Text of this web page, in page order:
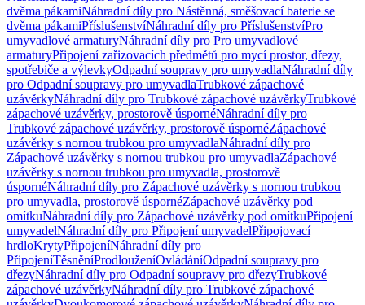
dvěma pákamiNáhradní díly pro Nástěnná, směšovací baterie se
dvěma pákamiPříslušenstvíNáhradní díly pro PříslušenstvíPro
umyvadlové armaturyNáhradní díly pro Pro umyvadlové
armaturyPřipojení zařizovacích předmětů pro mycí prostor, dřezy,
spotřebiče a výlevkyOdpadní soupravy pro umyvadlaNáhradní díly
pro Odpadní soupravy pro umyvadlaTrubkové zápachové
uzávěrkyNáhradní díly pro Trubkové zápachové uzávěrkyTrubkové
zápachové uzávěrky, prostorově úspornéNáhradní díly pro
Trubkové zápachové uzávěrky, prostorově úspornéZápachové
uzávěrky s nornou trubkou pro umyvadlaNáhradní díly pro
Zápachové uzávěrky s nornou trubkou pro umyvadlaZápachové
uzávěrky s nornou trubkou pro umyvadla, prostorově
úspornéNáhradní díly pro Zápachové uzávěrky s nornou trubkou
pro umyvadla, prostorově úspornéZápachové uzávěrky pod
omítkuNáhradní díly pro Zápachové uzávěrky pod omítkuPřipojení
umyvadelNáhradní díly pro Připojení umyvadelPřipojovací
hrdloKrytyPřipojeníNáhradní díly pro
PřipojeníTěsněníProdlouženíOvládáníOdpadní soupravy pro
dřezyNáhradní díly pro Odpadní soupravy pro dřezyTrubkové
zápachové uzávěrkyNáhradní díly pro Trubkové zápachové